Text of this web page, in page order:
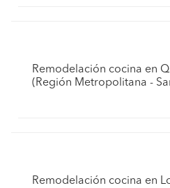
Remodelación cocina en
(Región Metropolitana -
Remodelación cocina en